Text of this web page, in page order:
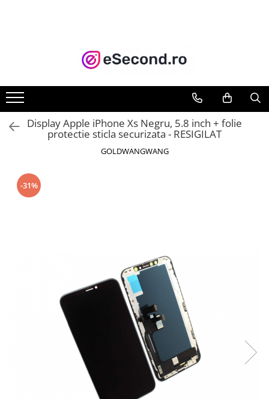
Accesorii Auto
Anvelope & Jante
Covorase auto
Echipamente pentru Atelier
Moto
Reparatii si echipamente auto
Hobby-uri creative
Iluminat & Electrice
Kit-uri automatizari porti si usi
Display Apple iPhone Xs Negru, 5.8 inch + folie
protectie sticla securizata - RESIGILAT
GOLDWANGWANG
-31%